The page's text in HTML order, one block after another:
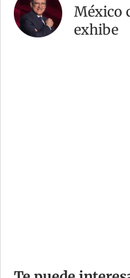
México
exhibe